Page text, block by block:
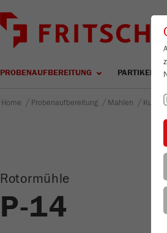
PROBENAUFBEREITUNG
Home / Probenaufbereitung / Mahlen /
Rotormühle
P-14